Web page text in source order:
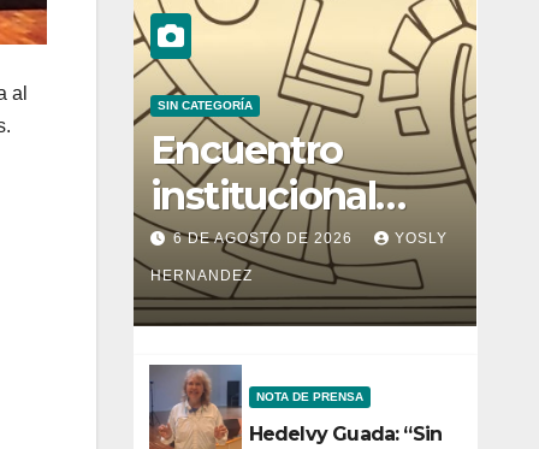
al
SIN CATEGORÍA
Encuentro
institucional
entre la Facultad
de Ciencias y el
Ministerio de
Ciencia y
Tecnología
6 DE AGOSTO DE 2026 YOSLY
HERNANDEZ
NOTA DE PRENSA
Hedelvy Guada: “Sin